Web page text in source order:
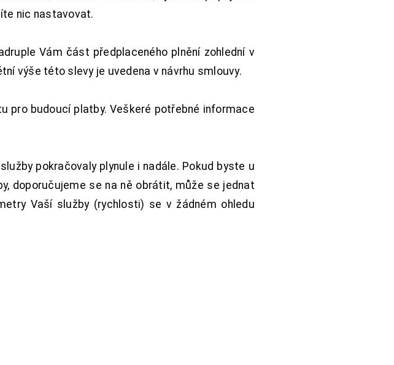
nic nastavovat.
Vám část předplaceného plnění zohlední v
výše této slevy je uvedena v návrhu smlouvy.
pro budoucí platby. Veškeré potřebné informace
pokračovaly plynule i nadále. Pokud byste u
doporučujeme se na ně obrátit, může se jednat
Vaší služby (rychlosti) se v žádném ohledu